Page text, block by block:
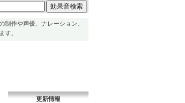
制作や声優、ナレーション、
す。
更新情報